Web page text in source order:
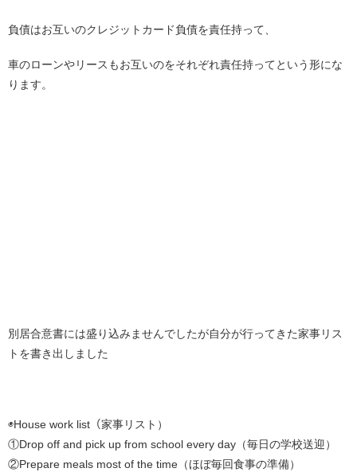
負債はお互いのクレジットカード負債を責任持って、
車のローンやリースもお互いのをそれぞれ責任持ってという形にな
ります。
別居合意書には盛り込みませんでしたが自分が行ってきた家事リス
トを書き出しました
◉House work list（家事リスト）
①Drop off and pick up from school every day（毎日の学校送迎）
②Prepare meals most of the time（ほぼ毎回食事の準備）